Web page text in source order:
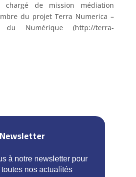
chargé de mission médiation
du projet Terra Numerica –
Numérique (http://terra-
Newsletter
à notre newsletter pour
nos actualités